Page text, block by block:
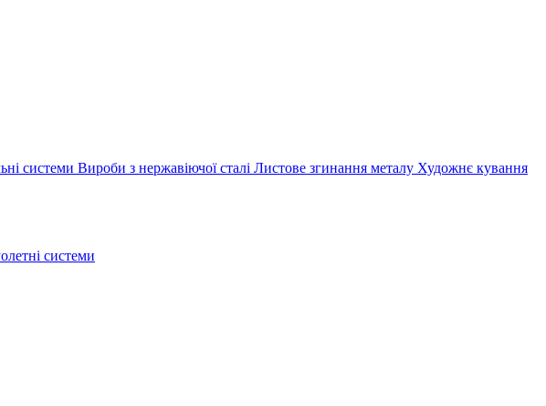
системи Вироби з нержавіючої сталі Листове згинання металу Художнє кування
системи